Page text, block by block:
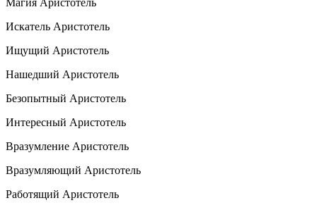
Магия Аристотель
Искатель Аристотель
Ищущий Аристотель
Нашедший Аристотель
Безопытный Аристотель
Интересный Аристотель
Вразумление Аристотель
Вразумляющий Аристотель
Работящий Аристотель